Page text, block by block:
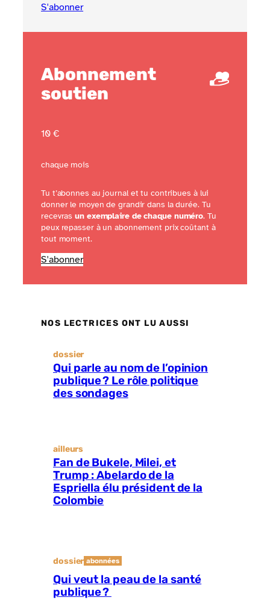
S'abonner
Abonnement
soutien
10 €
chaque mois
Tu t’abonnes au journal et tu contribues à lui
donner le moyen de grandir dans la durée. Tu
recevrasun exemplaire de chaque numéro. Tu
peux repasser à un abonnement prix coûtant à
tout moment.
S'abonner
NOS LECTRICES ONT LU AUSSI
dossier
Qui parle au nom de l’opinion
publique ? Le rôle politique
des sondages
ailleurs
Fan de Bukele, Milei, et
Trump : Abelardo de la
Espriella élu président de la
Colombie
dossier abonnées
Qui veut la peau de la santé
publique ?